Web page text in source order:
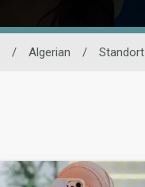
/ Algerian / Standort